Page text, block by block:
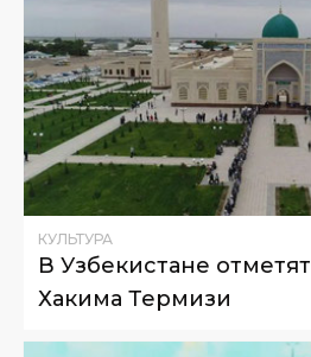
КУЛЬТУРА
В Узбекистане
Хакима Термизи